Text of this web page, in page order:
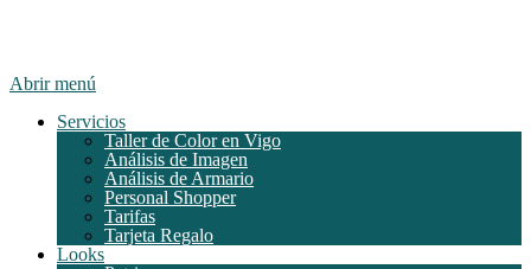
Abrir menú
Servicios
Taller de Color en Vigo
Análisis de Imagen
Análisis de Armario
Personal Shopper
Tarifas
Tarjeta Regalo
Looks